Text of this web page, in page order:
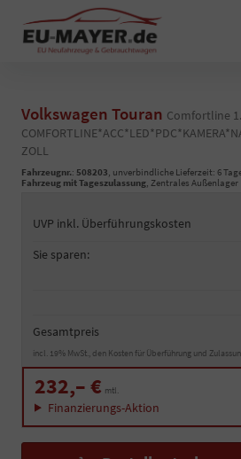
Volkswagen Touran Comfortline
ZOLL
Fahrzeugnr.: 508203, unverbindliche Lieferzeit: 6
Fahrzeug mit Tageszulassung, Zentrales Außenlager
UVP inkl. Überführungskosten
Sie sparen:
Gesamtpreis
incl. 19% MwSt., den Kosten für Überführung und
232,– € mtl.
Finanzierungs-Aktion